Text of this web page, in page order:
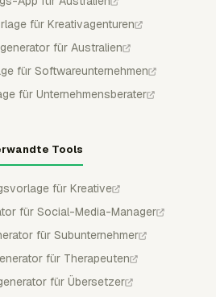
für Kreativagenturen
für Australien
für Softwareunternehmen
für Unternehmensberater
Tools
für Kreative
für Social-Media-Manager
für Subunternehmer
für Therapeuten
für Übersetzer